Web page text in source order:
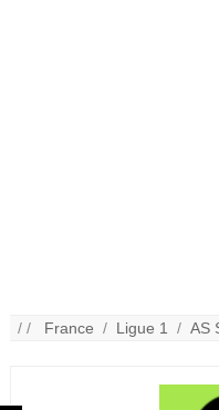
/ / France / Ligue 1 /AS